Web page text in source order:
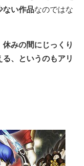
ない作品なのではな
休みの間にじっくり
、というのもアリ